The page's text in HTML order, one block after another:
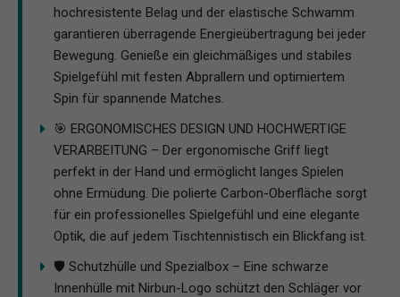
hochresistente Belag und der elastische Schwamm
garantieren überragende Energieübertragung bei jeder
Bewegung. Genieße ein gleichmäßiges und stabiles
Spielgefühl mit festen Abprallern und optimiertem
Spin für spannende Matches.
🎯 ERGONOMISCHES DESIGN UND HOCHWERTIGE
VERARBEITUNG – Der ergonomische Griff liegt
perfekt in der Hand und ermöglicht langes Spielen
ohne Ermüdung. Die polierte Carbon-Oberfläche sorgt
für ein professionelles Spielgefühl und eine elegante
Optik, die auf jedem Tischtennistisch ein Blickfang ist.
🛡️ Schutzhülle und Spezialbox – Eine schwarze
Innenhülle mit Nirbun-Logo schützt den Schläger vor